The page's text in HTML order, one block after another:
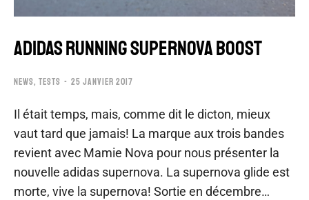
ADIDAS RUNNING SUPERNOVA BOOST
NEWS, TESTS 25 JANVIER 2017
Il était temps, mais, comme dit le dicton, mieux
vaut tard que jamais! La marque aux trois bandes
revient avec Mamie Nova pour nous présenter la
nouvelle adidas supernova. La supernova glide est
morte, vive la supernova! Sortie en décembre…